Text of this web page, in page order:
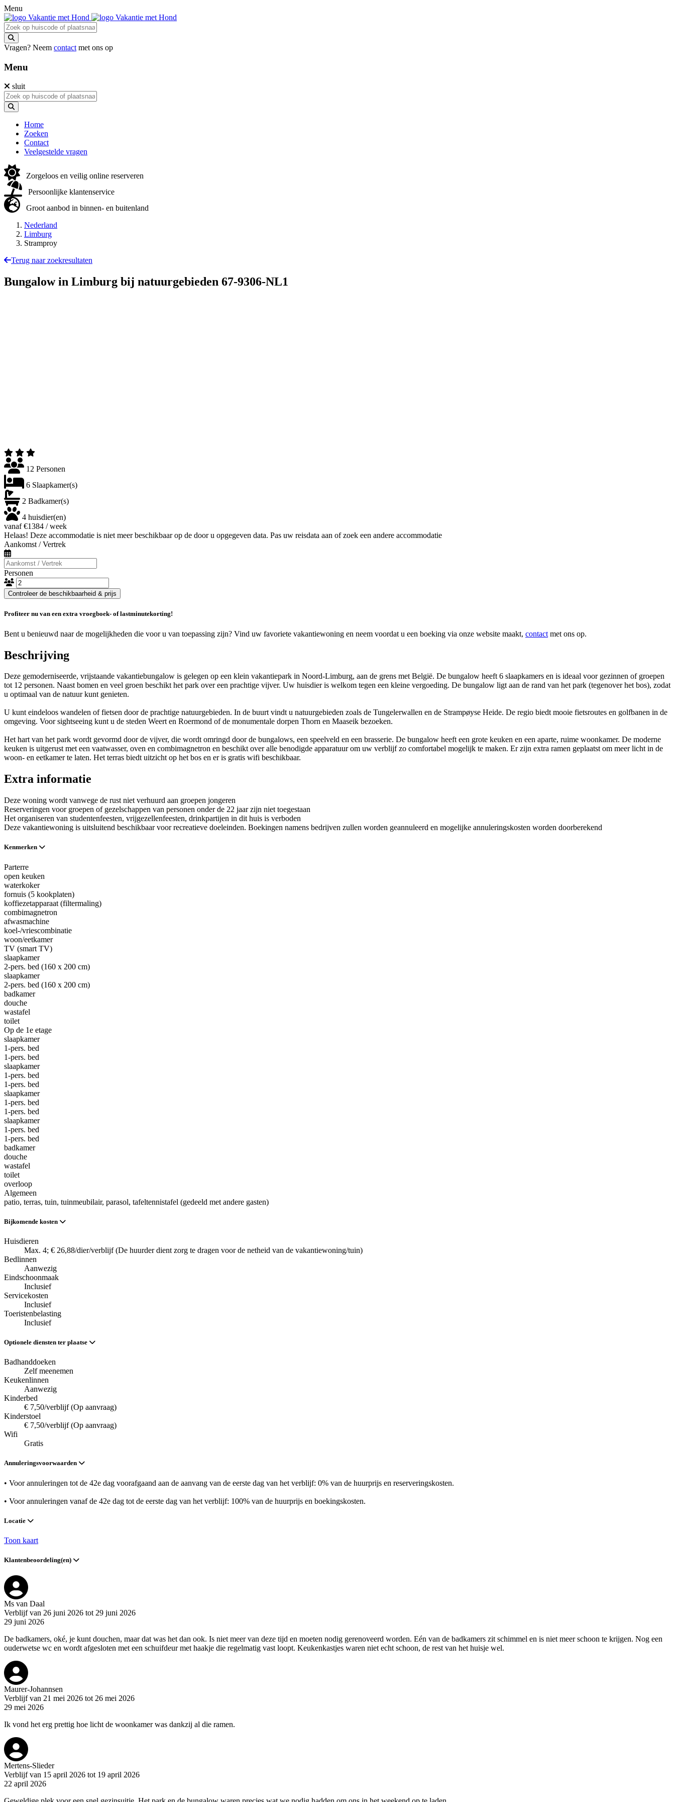
Menu
Vragen? Neem contact met ons op
Menu
sluit
Home
Zoeken
Contact
Veelgestelde vragen
Zorgeloos en veilig online reserveren
Persoonlijke klantenservice
Groot aanbod in binnen- en buitenland
Nederland
Limburg
Stramproy
Terug naar zoekresultaten
Bungalow in Limburg bij natuurgebieden 67-9306-NL1
12 Personen
6 Slaapkamer(s)
2 Badkamer(s)
4 huisdier(en)
vanaf €1384 / week
Helaas! Deze accommodatie is niet meer beschikbaar op de door u opgegeven data. Pas uw reisdata aan of zoek een andere accommodatie
Aankomst / Vertrek
Personen
Controleer de beschikbaarheid & prijs
Profiteer nu van een extra vroegboek- of lastminutekorting!
Bent u benieuwd naar de mogelijkheden die voor u van toepassing zijn? Vind uw favoriete vakantiewoning en neem voordat u een boeking via onze website maakt, contact met ons op.
Beschrijving
Deze gemoderniseerde, vrijstaande vakantiebungalow is gelegen op een klein vakantiepark in Noord-Limburg, aan de grens met België. De bungalow heeft 6 slaapkamers en is ideaal voor gezinnen of groepen
tot 12 personen. Naast bomen en veel groen beschikt het park over een prachtige vijver. Uw huisdier is welkom tegen een kleine vergoeding. De bungalow ligt aan de rand van het park (tegenover het bos), zodat
u optimaal van de natuur kunt genieten.
U kunt eindeloos wandelen of fietsen door de prachtige natuurgebieden. In de buurt vindt u natuurgebieden zoals de Tungelerwallen en de Strampøyse Heide. De regio biedt mooie fietsroutes en golfbanen in de
omgeving. Voor sightseeing kunt u de steden Weert en Roermond of de monumentale dorpen Thorn en Maaseik bezoeken.
Het hart van het park wordt gevormd door de vijver, die wordt omringd door de bungalows, een speelveld en een brasserie. De bungalow heeft een grote keuken en een aparte, ruime woonkamer. De moderne
keuken is uitgerust met een vaatwasser, oven en combimagnetron en beschikt over alle benodigde apparatuur om uw verblijf zo comfortabel mogelijk te maken. Er zijn extra ramen geplaatst om meer licht in de
woon- en eetkamer te laten. Het terras biedt uitzicht op het bos en er is gratis wifi beschikbaar.
Extra informatie
Deze woning wordt vanwege de rust niet verhuurd aan groepen jongeren
Reserveringen voor groepen of gezelschappen van personen onder de 22 jaar zijn niet toegestaan
Het organiseren van studentenfeesten, vrijgezellenfeesten, drinkpartijen in dit huis is verboden
Deze vakantiewoning is uitsluitend beschikbaar voor recreatieve doeleinden. Boekingen namens bedrijven zullen worden geannuleerd en mogelijke annuleringskosten worden doorberekend
Kenmerken
Parterre
open keuken
waterkoker
fornuis (5 kookplaten)
koffiezetapparaat (filtermaling)
combimagnetron
afwasmachine
koel-/vriescombinatie
woon/eetkamer
TV (smart TV)
slaapkamer
2-pers. bed (160 x 200 cm)
slaapkamer
2-pers. bed (160 x 200 cm)
badkamer
douche
wastafel
toilet
Op de 1e etage
slaapkamer
1-pers. bed
1-pers. bed
slaapkamer
1-pers. bed
1-pers. bed
slaapkamer
1-pers. bed
1-pers. bed
slaapkamer
1-pers. bed
1-pers. bed
badkamer
douche
wastafel
toilet
overloop
Algemeen
patio, terras, tuin, tuinmeubilair, parasol, tafeltennistafel (gedeeld met andere gasten)
Bijkomende kosten
Huisdieren
Max. 4; € 26,88/dier/verblijf (De huurder dient zorg te dragen voor de netheid van de vakantiewoning/tuin)
Bedlinnen
Aanwezig
Eindschoonmaak
Inclusief
Servicekosten
Inclusief
Toeristenbelasting
Inclusief
Optionele diensten ter plaatse
Badhanddoeken
Zelf meenemen
Keukenlinnen
Aanwezig
Kinderbed
€ 7,50/verblijf (Op aanvraag)
Kinderstoel
€ 7,50/verblijf (Op aanvraag)
Wifi
Gratis
Annuleringsvoorwaarden
• Voor annuleringen tot de 42e dag voorafgaand aan de aanvang van de eerste dag van het verblijf: 0% van de huurprijs en reserveringskosten.
• Voor annuleringen vanaf de 42e dag tot de eerste dag van het verblijf: 100% van de huurprijs en boekingskosten.
Locatie
Toon kaart
Klantenbeoordeling(en)
Ms van Daal
Verblijf van 26 juni 2026 tot 29 juni 2026
29 juni 2026
De badkamers, oké, je kunt douchen, maar dat was het dan ook. Is niet meer van deze tijd en moeten nodig gerenoveerd worden. Eén van de badkamers zit schimmel en is niet meer schoon te krijgen. Nog een
ouderwetse wc en wordt afgesloten met een schuifdeur met haakje die regelmatig vast loopt. Keukenkastjes waren niet echt schoon, de rest van het huisje wel.
Maurer-Johannsen
Verblijf van 21 mei 2026 tot 26 mei 2026
29 mei 2026
Ik vond het erg prettig hoe licht de woonkamer was dankzij al die ramen.
Mertens-Slieder
Verblijf van 15 april 2026 tot 19 april 2026
22 april 2026